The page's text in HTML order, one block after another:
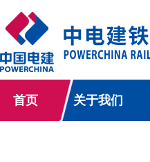
首页 关于我们